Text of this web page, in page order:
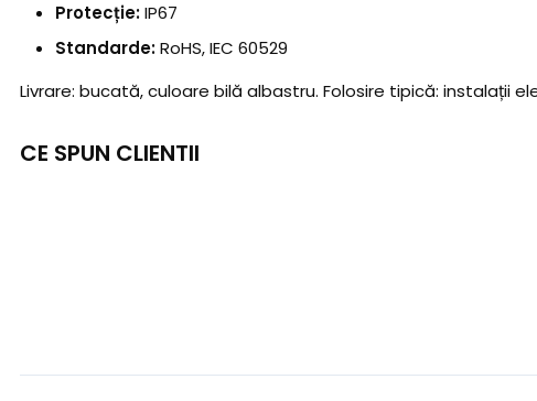
Protecție:IP67
Standarde:RoHS, IEC 60529
Livrare: bucată, culoare bilă albastru. Folosire tipică: instalații
CE SPUN CLIENTII